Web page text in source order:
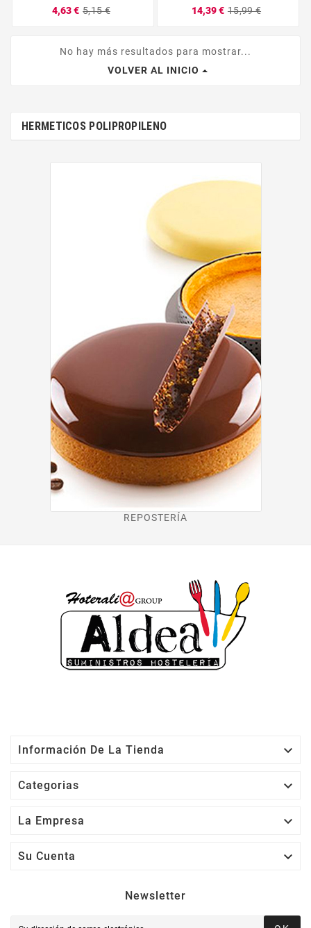
4,63 € 5,15 €
14,39 € 15,99 €
No hay más resultados para mostrar...
VOLVER AL INICIO
HERMETICOS POLIPROPILENO
REPOSTERÍA
Información De La Tienda 
Categorias 
La Empresa 
Su Cuenta 
Newsletter